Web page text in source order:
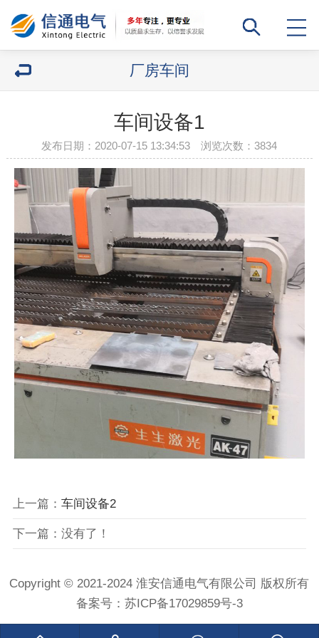
厂房车间
车间设备1
发布日期：2020-07-15 13:34:53 浏览次数：3834
上一篇： 车间设备2
下一篇：没有了！
Copyright © 2021-2024 淮安信通电气有限公司 版权所有
备案号： 苏ICP备17029859号-3